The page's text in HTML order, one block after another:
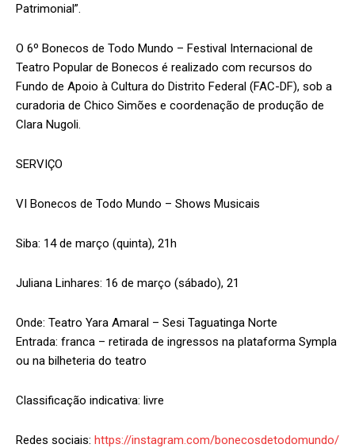
Patrimonial”.
O 6º Bonecos de Todo Mundo – Festival Internacional de
Teatro Popular de Bonecos é realizado com recursos do
Fundo de Apoio à Cultura do Distrito Federal (FAC-DF), sob a
curadoria de Chico Simões e coordenação de produção de
Clara Nugoli.
SERVIÇO
VI Bonecos de Todo Mundo – Shows Musicais
Siba: 14 de março (quinta), 21h
Juliana Linhares: 16 de março (sábado), 21
Onde: Teatro Yara Amaral – Sesi Taguatinga Norte
Entrada: franca – retirada de ingressos na plataforma Sympla
ou na bilheteria do teatro
Classificação indicativa: livre
Redes sociais: https://instagram.com/bonecosdetodomundo/